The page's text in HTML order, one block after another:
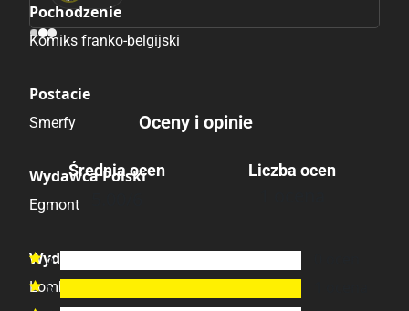
Pochodzenie
Komiks franko-belgijski
Postacie
Smerfy
Wydawca Polski
Egmont
Wydawca Oryginalny
Lombard
Oceny i opinie
Średnia ocen Liczba ocen
6
5